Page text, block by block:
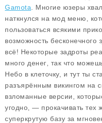
Gamota . Многие юзеры
наткнулся на мод меню ,
пользоваться всякими
возможность бесконечного
всё! Некоторые задроты
много денег , так что
Небо в клеточку, и тут ты
разъярённым викингом на
взломанные версии ,
угодно, — прокачивать тех
суперкрутую базу за